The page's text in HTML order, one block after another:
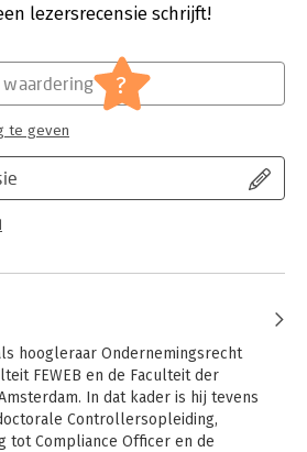
12-2014
lezersrecensie schrijft!
waardering ?
te geven
hoogleraar Ondernemingsrecht
FEWEB en de Faculteit der
In dat kader is hij tevens
Controllersopleiding,
tot Compliance Officer en de